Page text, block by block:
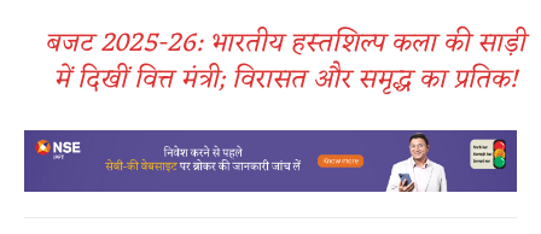
बजट 2025-26: भारतीय हस्तशिल्प कला की साड़ी
में दिखीं वित्त मंत्री; विरासत और समृद्ध का प्रतिक!